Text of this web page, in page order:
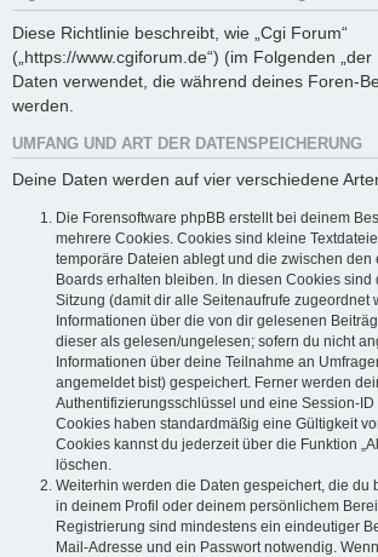
Diese Richtlinie beschreibt, wie „Cgi Forum“
(„https://www.cgiforum.de“) (im Folgenden „der
Daten verwendet, die während deines Foren-
werden.
UMFANG UND ART DER DATENSPEICHERUNG
Deine Daten werden auf vier verschiedene
Die Forensoftware phpBB erstellt bei deinem
mehrere Cookies. Cookies sind kleine
temporäre Dateien ablegt und die zwischen den
Boards erhalten bleiben. In diesen Cookies
Sitzung (damit dir alle Seitenaufrufe zugeordnet
Informationen über die von dir gelesenen
dieser als gelesen/ungelesen; sofern du nicht
Informationen über deine Teilnahme an
angemeldet bist) gespeichert. Ferner werden
Authentifizierungsschlüssel und eine Session-
Cookies haben standardmäßig eine Gültigkeit
Cookies kannst du jederzeit über die Funktion
löschen.
Weiterhin werden die Daten gespeichert, die du
in deinem Profil oder deinem persönlichem
Registrierung sind mindestens ein eindeutiger
Mail-Adresse und ein Passwort notwendig.